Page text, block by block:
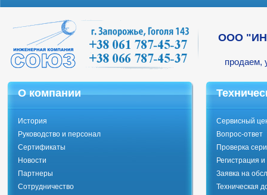
ООО
продаем,
О компании
История
Руководство и персонал
Сертификаты
Новости
Партнеры
Сотрудничество
Сервисный
Вопрос-ответ
Проверка
Регистрация
Заявка на
Техническая